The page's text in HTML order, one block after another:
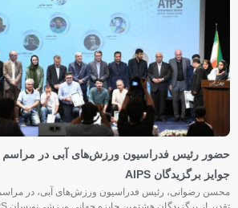
حضور رئیس فدراسیون ورزش‌های آبی در مراسم
جوایز برگزیدگان AIPS
محسن رضوانی، رئیس فدراسیون ورزش‌های آبی، در مراسم